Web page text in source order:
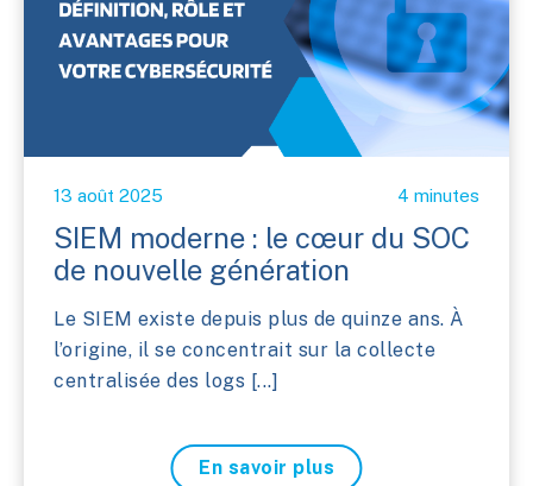
13 août 2025 4 minutes
SIEM moderne : le cœur du SOC
de nouvelle génération
Le SIEM existe depuis plus de quinze ans. À
l’origine, il se concentrait sur la collecte
centralisée des logs [...]
En savoir plus